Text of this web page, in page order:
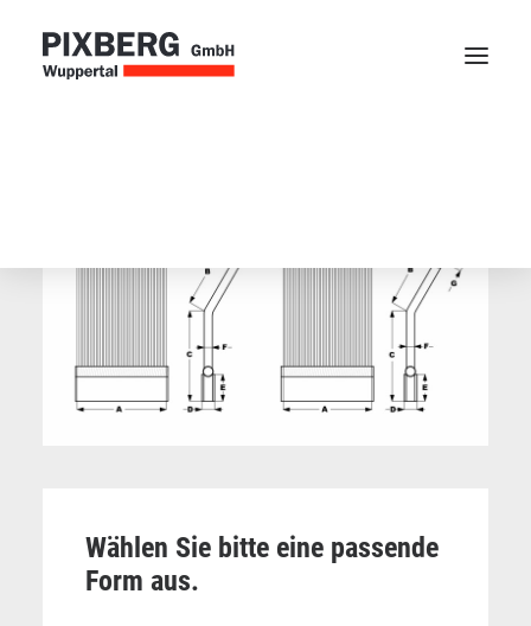
Wählen Sie bitte eine passende
Form aus.